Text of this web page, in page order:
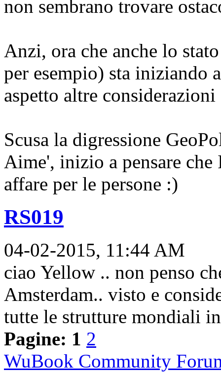
non sembrano trovare
Anzi, ora che anche lo
per esempio) sta iniziando
aspetto altre
Scusa la digressione
Aime', inizio a pensare
affare per le persone :)
RS019
04-02-2015, 11:44 AM
ciao Yellow .. non penso
Amsterdam.. visto e
tutte le strutture mondiali
Pagine: 1 2
WuBook Community